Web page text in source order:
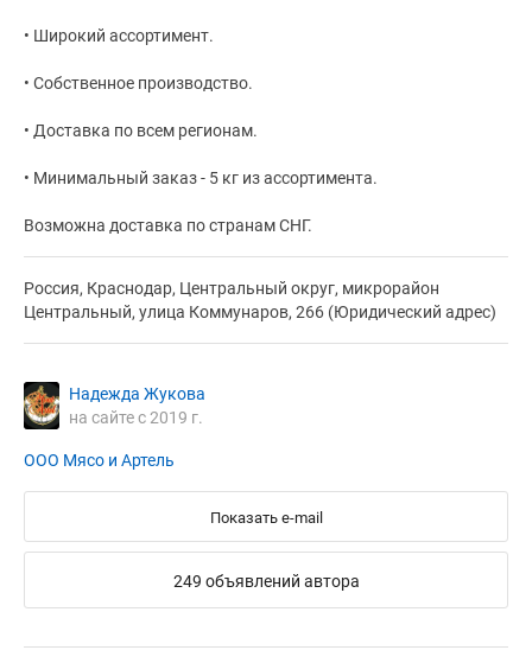
• Широкий ассортимент.
• Собственное производство.
• Доставка по всем регионам.
• Минимальный заказ - 5 кг из ассортимента.
Возможна доставка по странам СНГ.
Россия, Краснодар, Центральный округ, микрорайон
Центральный, улица Коммунаров, 266 (Юридический адрес)
Надежда Жукова
на сайте с 2019 г.
ООО Мясо и Артель
Показать e-mail
249 объявлений автора